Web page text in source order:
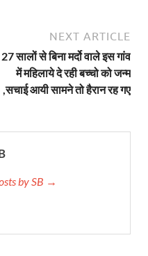
NEXT ARTICLE
27 सालों से बिना मर्दो वाले इस गांव
में महिलाये दे रही बच्चो को जन्म
,सचाई आयी सामने तो हैरान रह गए
by SB →